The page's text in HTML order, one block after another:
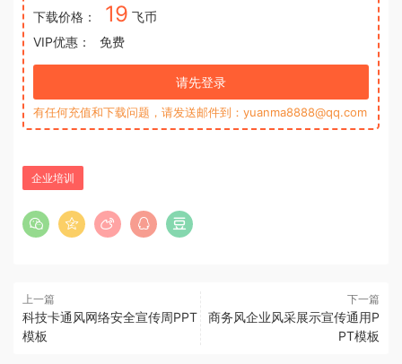
下载价格： 19 飞币
VIP优惠：
免费
请先登录
有任何充值和下载问题，请发送邮件到：yuanma8888@qq.com
企业培训
上一篇
科技卡通风网络安全宣传周PPT
模板
下一篇
商务风企业风采展示宣传通用P
PT模板